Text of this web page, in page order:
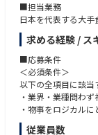
■担当業務
日本を代表する大
ケティング施策の立
広告やセミナー企画
うな当サービスの潜
ションのミッション
・AskDoctors評価
100名以上の医師が
するブランディング
求める経験 / ス
■応募条件
＜必須条件＞
以下の全項目に該当
・業界・業種問わ
・物事をロジカル
・目標達成意欲の高
従業員数